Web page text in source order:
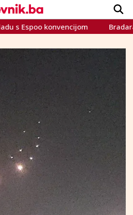
VIJESTI
SPORT
INTERVIEW
TEME
CRNA KRONIKA
LIFESTYLE
© Dnevnik.ba 2023.
konvencijom Bradara: